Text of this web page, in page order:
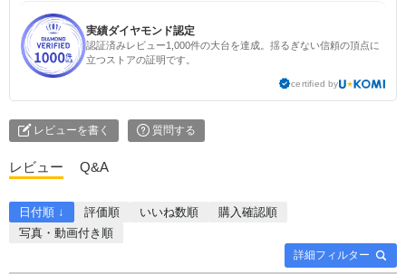
実績ダイヤモンド認定
認証済みレビュー1,000件の大台を達成。揺るぎない信頼の頂点に
立つストアの証明です。
certified by
レビューを書く 質問する
レビュー Q&A
詳細フィルター
日付順 ↓ 評価順 いいね数順
購入確認順
写真・動画付き順